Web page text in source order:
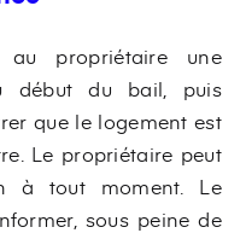
propriétaire une
début du bail, puis
que le logement est
Le propriétaire peut
à tout moment. Le
sous peine de